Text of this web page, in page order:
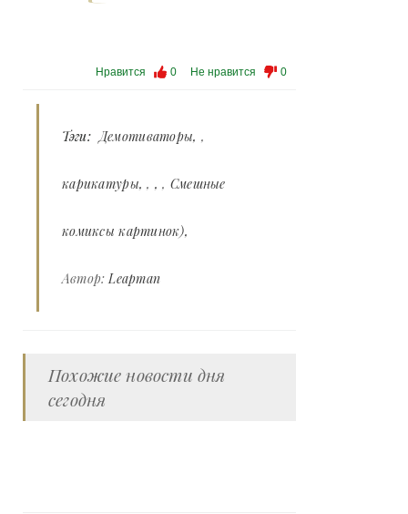
Нравится 0 Не нравится 0
Тэги: Демотиваторы ,
карикатуры , , Смешные
комиксы картинок)
Автор:Leapman
Похожие новости дня
сегодня